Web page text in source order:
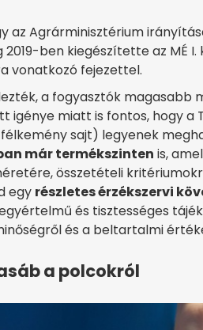
az Agrárminisztérium
2019-ben kiegészítette az MÉ
vonatkozó fejezettel.
a fogyasztók magasabb
igénye miatt is fontos, hogy
sajt) legyenek
már termékszinten is,
összetételi
egy részletes érzékszervi
és tisztességes
és a beltartalmi
a polcokról